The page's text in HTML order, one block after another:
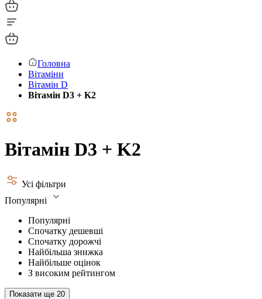
Головна
Вітаміни
Вітамін D
Вітамін D3 + K2
Вітамін D3 + K2
Усі фільтри
Популярні
Популярні
Спочатку дешевші
Спочатку дорожчі
Найбільша знижка
Найбільше оцінок
З високим рейтингом
Показати ще 20